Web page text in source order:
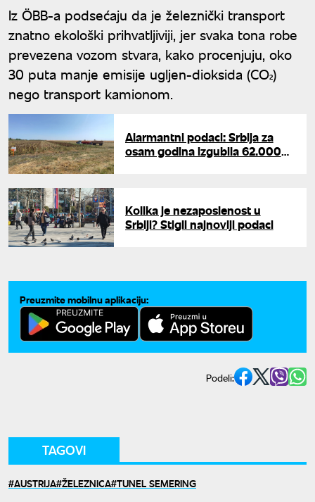
Iz ÖBB-a podsećaju da je železnički transport
znatno ekološki prihvatljiviji, jer svaka tona robe
prevezena vozom stvara, kako procenjuju, oko
30 puta manje emisije ugljen-dioksida (CO₂)
nego transport kamionom.
Alarmantni podaci: Srbija za
osam godina izgubila 62.000
Kolika je nezaposlenost u
Srbiji? Stigli najnoviji podaci
Preuzmite mobilnu aplikaciju:
Podeli:
TAGOVI
AUSTRIJA ŽELEZNICA TUNEL SEMERING